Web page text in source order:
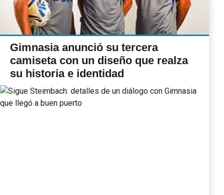
Gimnasia anunció su tercera
camiseta con un diseño que realza
su historia e identidad